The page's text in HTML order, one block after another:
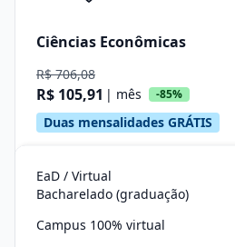
Ciências Econômicas
R$ 706,08
R$ 105,91 | mês -85%
Duas mensalidades GRÁTIS
EaD / Virtual
Bacharelado (graduação)
Campus 100% virtual